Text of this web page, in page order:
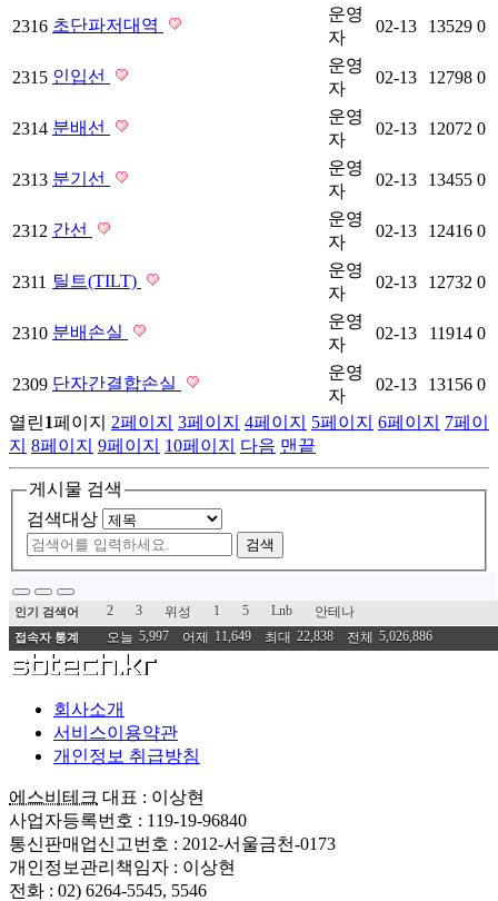
2316 초단파저대역
운영
자
02-13 13529 0
2315 인입선
운영
자
02-13 12798 0
2314 분배선
운영
자
02-13 12072 0
2313 분기선
운영
자
02-13 13455 0
2312 간선
운영
자
02-13 12416 0
2311 틸트(TILT)
운영
자
02-13 12732 0
2310 분배손실
운영
자
02-13 11914 0
2309 단자간결합손실
운영
자
02-13 13156 0
열린1페이지 2페이지 3페이지 4페이지 5페이지 6페이지 7페이
지 8페이지 9페이지 10페이지 다음 맨끝
게시물 검색
검색대상
검색
인기 검색어 2 3 위성 1 5 Lnb 안테나
접속자 통계 오늘 5,997 어제 11,649 최대 22,838 전체 5,026,886
회사소개
서비스이용약관
개인정보 취급방침
에스비테크 대표 : 이상현
사업자등록번호 : 119-19-96840
통신판매업신고번호 : 2012-서울금천-0173
개인정보관리책임자 : 이상현
전화 : 02) 6264-5545, 5546